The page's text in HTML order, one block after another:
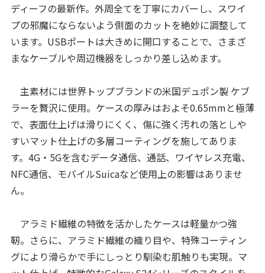
ディーフの最新作。外周全てを丁寧にカバーし、スワイ
プの邪魔にならないよう側面のカットを絶妙に調整して
います。USBポートは大きめに開口することで、さまざ
まなケーブルや周辺機器をしっかり差し込めます。
主素材には世界トップブランドの米国デュポン製 ケブ
ラーを贅沢に使用。ケースの厚みはおよそ0.65mmと極薄
で、表面仕上げは滑りにくく、傷に強く汚れの落としや
すいマット仕上げの多層コーティングを施してありま
す。4G・5Gを含むデータ通信、通話、ワイヤレス充電、
NFC通信、モバイルSuicaなど使用上の影響はありませ
ん。
アラミド繊維の特徴を活かしたケースは軽量かつ強
靭。さらに、アラミド繊維の織り目や、特殊コーティン
グにより滑らかで手にしっとり馴染む肌触りも実現。マ